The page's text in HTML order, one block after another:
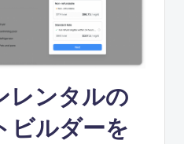
レンタルの
ビルダーを